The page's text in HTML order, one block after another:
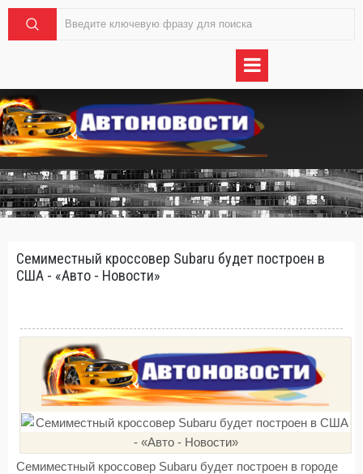
Семиместный кроссовер Subaru будет построен в
США - «Авто - Новости»
Семиместный кроссовер Subaru будет построен в городе